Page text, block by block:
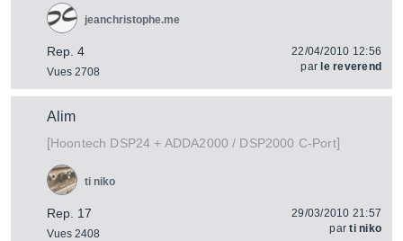
Rep. 4
Vues 2708
jeanchristophe.me
22/04/2010 12:56
par le reverend
Alim
[Hoontech DSP24 + ADDA2000 / DSP2000 C-Port]
Rep. 17
Vues 2408
ti niko
29/03/2010 21:57
parti niko